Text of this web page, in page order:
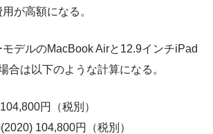
が高額になる。
デルのMacBook Airと12.9インチiPad
合は以下のような計算になる。
円（税別）
104,800円（税別）